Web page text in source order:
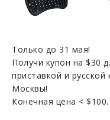
Только до 31 мая!
Получи купон на $30
приставкой и
Москвы!
Конечная цена <